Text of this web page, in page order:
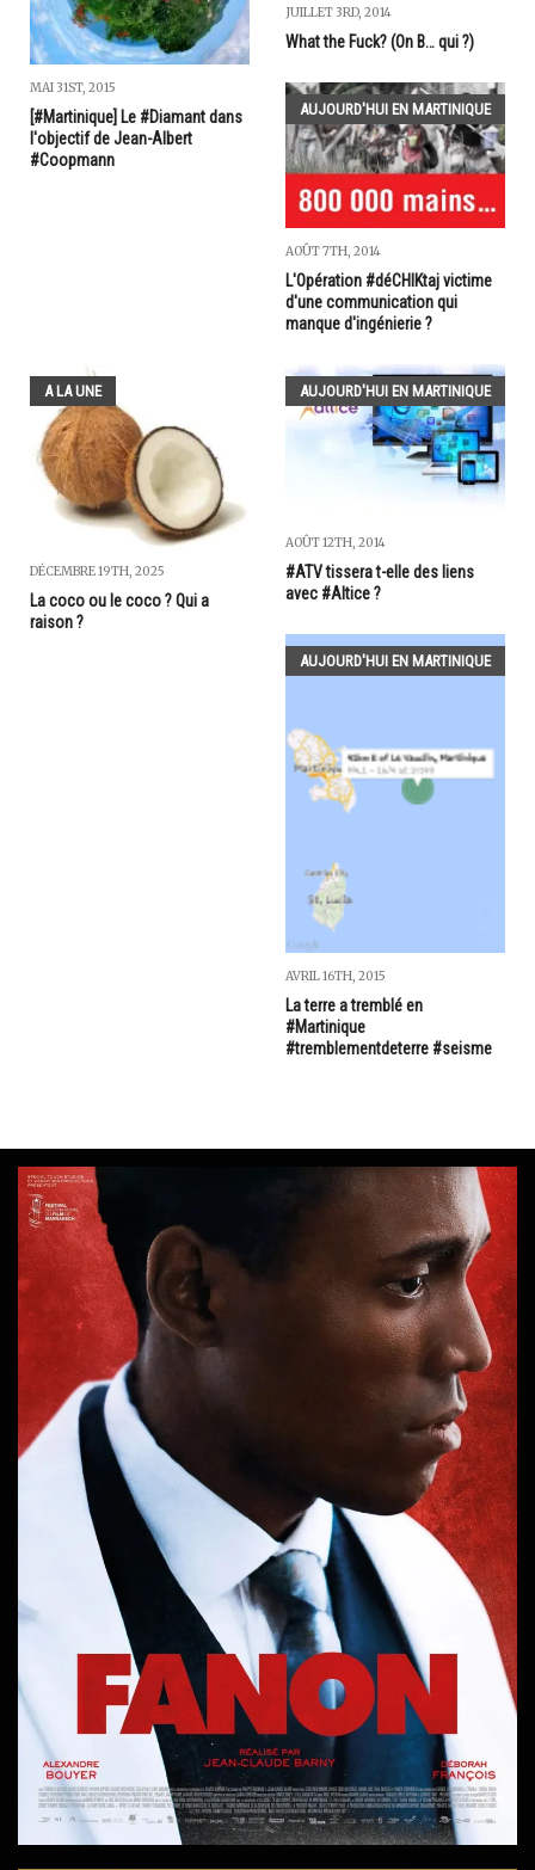
MAI 31ST, 2015
[#Martinique] Le #Diamant dans
l'objectif de Jean-Albert
#Coopmann
JUILLET 3RD, 2014
What the Fuck? (On B… qui ?)
AUJOURD'HUI EN MARTINIQUE
AOÛT 7TH, 2014
L'Opération #déCHIKtaj victime
d'une communication qui
manque d'ingénierie ?
A LA UNE
DÉCEMBRE 19TH, 2025
La coco ou le coco ? Qui a
raison ?
AUJOURD'HUI EN MARTINIQUE
AOÛT 12TH, 2014
#ATV tissera t-elle des liens
avec #Altice ?
AUJOURD'HUI EN MARTINIQUE
AVRIL 16TH, 2015
La terre a tremblé en
#Martinique
#tremblementdeterre #seisme